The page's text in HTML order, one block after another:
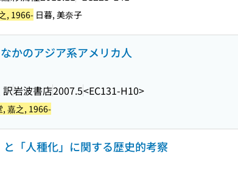
, 1966- 日暮, 美奈子
かのアジア系アメリカ人
訳岩波書店2007.5<EC131-H10>
, 嘉之, 1966-
「人種化」に関する歴史的考察